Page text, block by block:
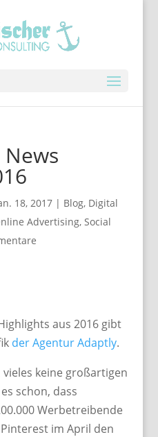
18, 2017| Blog, Digital
Advertising, Social
aus 2016 gibt
der Agentur Adaptly.
keine großartigen
schon, dass
Werbetreibende
im April den